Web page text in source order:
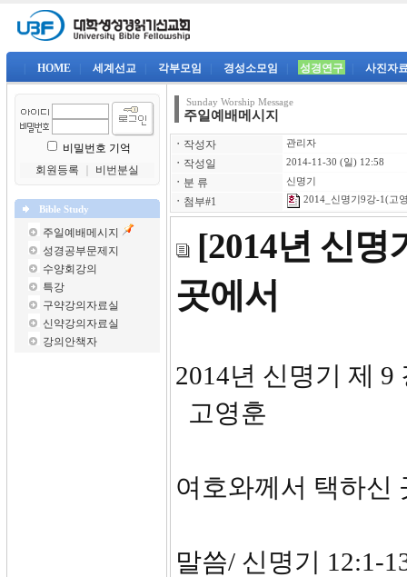
HOME 세계선교 각부모임 경성소모임 성경연구 사진자
비밀번호 기억
회원등록
비번분실
Bible Study
주일예배메시지
성경공부문제지
수양회강의
특강
구약강의자료실
신약강의자료실
강의안책자
Sunday Worship Message
주일예배메시지
ㆍ 작성자 관리자
ㆍ 작성일 2014-11-30 (일) 12:58
ㆍ 분 류 신명기
ㆍ 첨부#1 2014_신명기9강-1(고
[2014년 신명
곳에서
2014
고영훈
여호와께서 택하신
말씀/ 신명기 12:1-